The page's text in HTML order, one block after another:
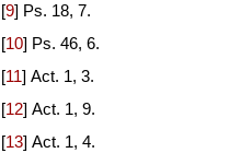
[9] Ps. 18, 7.
[10] Ps. 46, 6.
[11] Act. 1, 3.
[12] Act. 1, 9.
[13] Act. 1, 4.